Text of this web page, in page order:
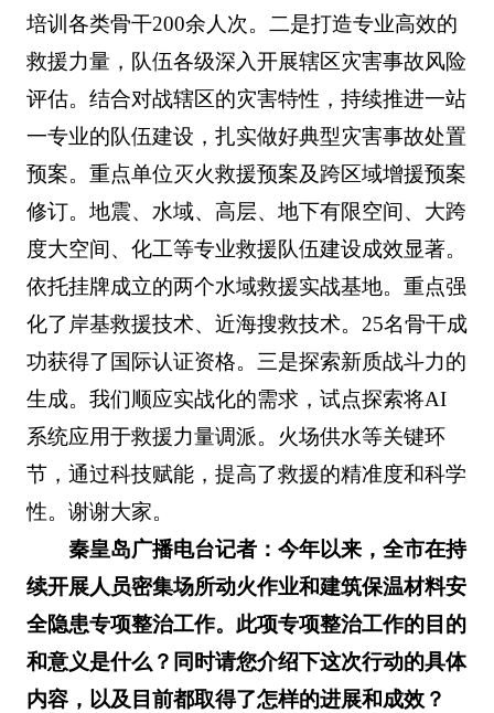
培训各类骨干200余人次。二是打造专业高效的
救援力量，队伍各级深入开展辖区灾害事故风险
评估。结合对战辖区的灾害特性，持续推进一站
一专业的队伍建设，扎实做好典型灾害事故处置
预案。重点单位灭火救援预案及跨区域增援预案
修订。地震、水域、高层、地下有限空间、大跨
度大空间、化工等专业救援队伍建设成效显著。
依托挂牌成立的两个水域救援实战基地。重点强
化了岸基救援技术、近海搜救技术。25名骨干成
功获得了国际认证资格。三是探索新质战斗力的
生成。我们顺应实战化的需求，试点探索将AI
系统应用于救援力量调派。火场供水等关键环
节，通过科技赋能，提高了救援的精准度和科学
性。谢谢大家。
秦皇岛广播电台记者：今年以来，全市在持
续开展人员密集场所动火作业和建筑保温材料安
全隐患专项整治工作。此项专项整治工作的目的
和意义是什么？同时请您介绍下这次行动的具体
内容，以及目前都取得了怎样的进展和成效？